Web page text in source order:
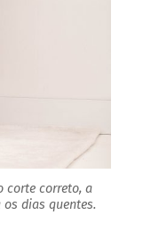
corte correto, a
dias quentes.